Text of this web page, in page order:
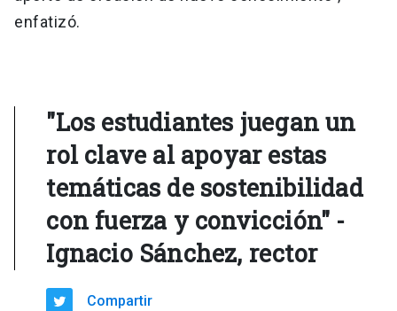
enfatizó.
"Los estudiantes juegan un
rol clave al apoyar estas
temáticas de sostenibilidad
con fuerza y convicción" -
Ignacio Sánchez, rector
Compartir